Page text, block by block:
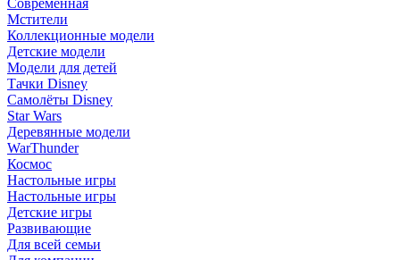
Современная
Мстители
Коллекционные модели
Детские модели
Модели для детей
Тачки Disney
Самолёты Disney
Star Wars
Деревянные модели
WarThunder
Космос
Настольные игры
Настольные игры
Детские игры
Развивающие
Для всей семьи